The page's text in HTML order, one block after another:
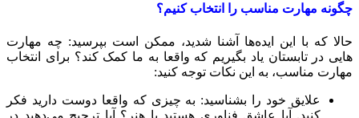
مهارت مناسب را انتخاب کنیم؟
که با این ایده‌ها آشنا شدید، ممکن است بپرسید: چه مهارت
در تابستان یاد بگیریم که واقعا به ما کمک کند؟ برای انتخاب
مناسب، به این نکات توجه کنید:
علایق خود را بشناسید: به چیزی که واقعا دوست دارید فکر